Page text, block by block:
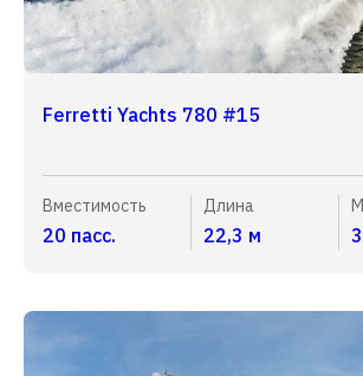
Ferretti Yachts 780 #15
Вместимость
20 пасс.
Длина
22,3 м